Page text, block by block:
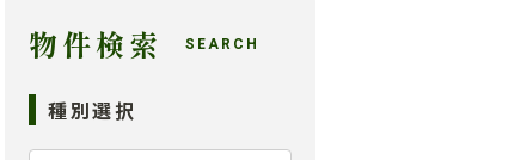
物件検索 SEARCH
種別選択